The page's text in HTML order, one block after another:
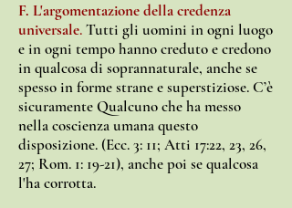
F. L'argomentazione della credenza
universale.Tutti gli uomini in ogni luogo
e in ogni tempo hanno creduto e credono
in qualcosa di soprannaturale, anche se
spesso in forme strane e superstiziose. C’è
sicuramente Qualcuno che ha messo
nella coscienza umana questo
disposizione. (Ecc. 3: 11; Atti 17:22, 23, 26,
27; Rom. 1: 19-21), anche poi se qualcosa
l'ha corrotta.